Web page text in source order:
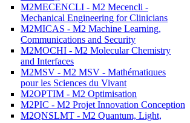
M2MECENCLI - M2 Mecencli -
Mechanical Engineering for Clinicians
M2MICAS - M2 Machine Learning,
Communications and Security
M2MOCHI - M2 Molecular Chemistry
and Interfaces
M2MSV - M2 MSV - Mathématiques
pour les Sciences du Vivant
M2OPTIM - M2 Optimisation
M2PIC - M2 Projet Innovation Conception
M2QNSLMT - M2 Quantum, Light,